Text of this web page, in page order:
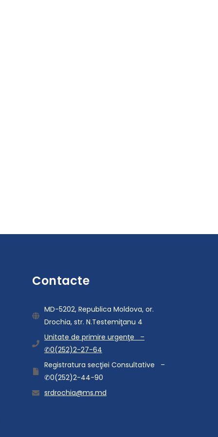
Contacte
MD-5202, Republica Moldova, or.
Drochia, str. N.Testemiţanu 4
Unitate de primire urgenţe –
✆0(252)2-27-64
Registratura secţiei Consultative –
✆0(252)2-44-90
srdrochia@ms.md